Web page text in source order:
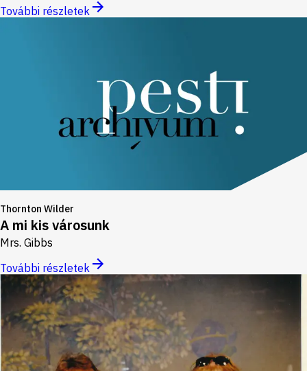
További részletek
Thornton Wilder
A mi kis városunk
Mrs. Gibbs
További részletek